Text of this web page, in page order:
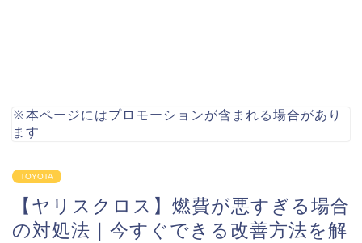
※本ページにはプロモーションが含まれる場合があり
ます
TOYOTA
【ヤリスクロス】燃費が悪すぎる場合
の対処法｜今すぐできる改善方法を解